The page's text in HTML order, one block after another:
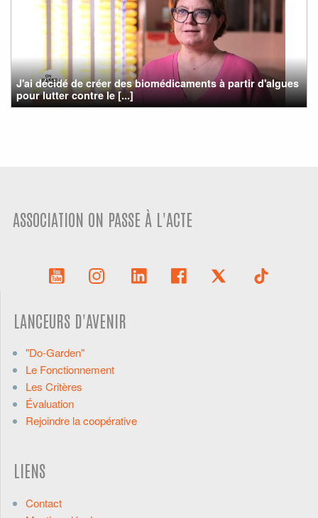
J'ai décidé de créer des biomédicaments à partir d'algues
pour lutter contre le [...]
ASSOCIATION ON PASSE À L'ACTE
LANCEURS D'AVENIR
"Do-Garden"
Le Fonctionnement
Les Critères
Évaluation
Rejoindre la coopérative
LIENS
Contact